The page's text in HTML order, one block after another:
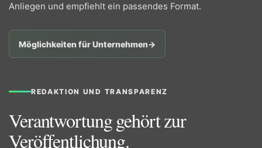
Anliegen und empfiehlt ein passendes Format.
Möglichkeiten für Unternehmen→
REDAKTION UND TRANSPARENZ
Verantwortung gehört zur
Veröffentlichung.